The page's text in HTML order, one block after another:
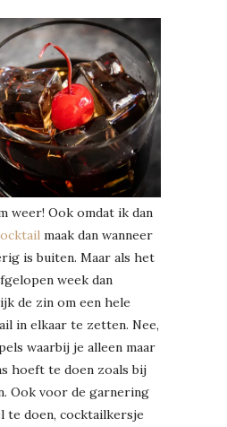
weer! Ook omdat ik dan
maak dan wanneer
is buiten. Maar als het
week dan
de zin om een hele
in elkaar te zetten. Nee,
waarbij je alleen maar
hoeft te doen zoals bij
Ook voor de garnering
te doen, cocktailkersje